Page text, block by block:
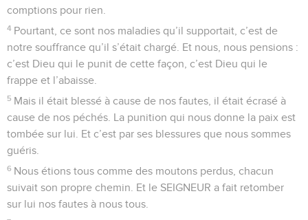
comptions pour rien.
4 Pourtant, ce sont nos maladies qu’il supportait, c’est de
notre souffrance qu’il s’était chargé. Et nous, nous pensions :
c’est Dieu qui le punit de cette façon, c’est Dieu qui le
frappe et l’abaisse.
5 Mais il était blessé à cause de nos fautes, il était écrasé à
cause de nos péchés. La punition qui nous donne la paix est
tombée sur lui. Et c’est par ses blessures que nous sommes
guéris.
6 Nous étions tous comme des moutons perdus, chacun
suivait son propre chemin. Et le SEIGNEUR a fait retomber
sur lui nos fautes à nous tous.